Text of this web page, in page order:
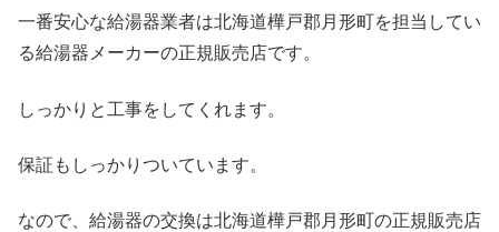
一番安心な給湯器業者は北海道樺戸郡月形町を担当してい
る給湯器メーカーの正規販売店です。
しっかりと工事をしてくれます。
保証もしっかりついています。
なので、給湯器の交換は北海道樺戸郡月形町の正規販売店